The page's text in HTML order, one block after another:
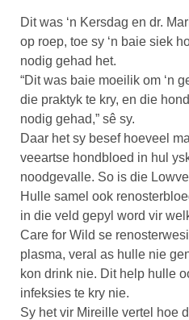
Dit was ‘n Kersdag en dr.
op roep, toe sy ‘n baie siek
nodig gehad het.
“Dit was baie moeilik om ‘n
die praktyk te kry, en die
nodig gehad,” sê sy.
Daar het sy besef hoeveel
veeartse hondbloed in hul
noodgevalle. So is die
Hulle samel ook
in die veld gepyl word vir
Care for Wild se
plasma, veral as hulle nie
kon drink nie. Dit help hulle
infeksies te kry nie.
Sy het vir Mireille vertel hoe